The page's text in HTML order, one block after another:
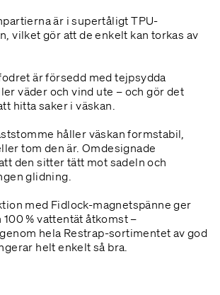
är i supertåligt TPU-
vilket gör att de enkelt kan torkas av
är försedd med tejpsydda
väder och vind ute – och gör det
hitta saker i väskan.
håller väskan formstabil,
tom den är. Omdesignade
den sitter tätt mot sadeln och
glidning.
med Fidlock-magnetspänne ger
% vattentät åtkomst –
hela Restrap-sortimentet av god
helt enkelt så bra.